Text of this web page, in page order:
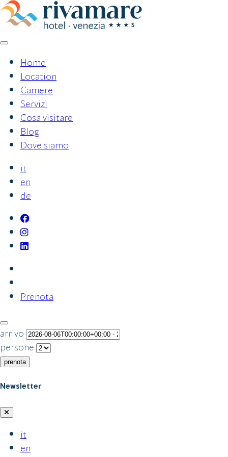
Vai
al
Home
Location
Camere
Servizi
Cosa visitare
Blog
Dove siamo
it
en
de
Prenota
arrivo
persone
prenota
Newsletter
it
en